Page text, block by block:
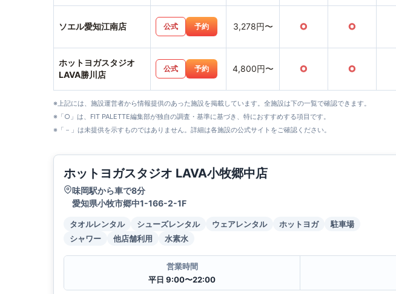
ソエル愛知江南店 公式 予約 3,278円〜 ○ ○
ホットヨガスタジオ
LAVA勝川店
公式 予約 4,800円〜 ○ ○
※上記には、施設運営者から情報提供のあった施設を掲載しています。全施設は下の一覧で確認できます。
※「○」は、FIT PALETTE編集部が独自の調査・基準に基づき、特におすすめする項目です。
※「－」は未提供を示すものではありません。詳細は各施設の公式サイトをご確認ください。
ホットヨガスタジオ LAVA小牧郷中店
味岡駅から車で8分
愛知県小牧市郷中1-166-2-1F
タオルレンタル シューズレンタル ウェアレンタル ホットヨガ
駐車場
シャワー
他店舗利用 水素水
営業時間
平日 9:00〜22:00